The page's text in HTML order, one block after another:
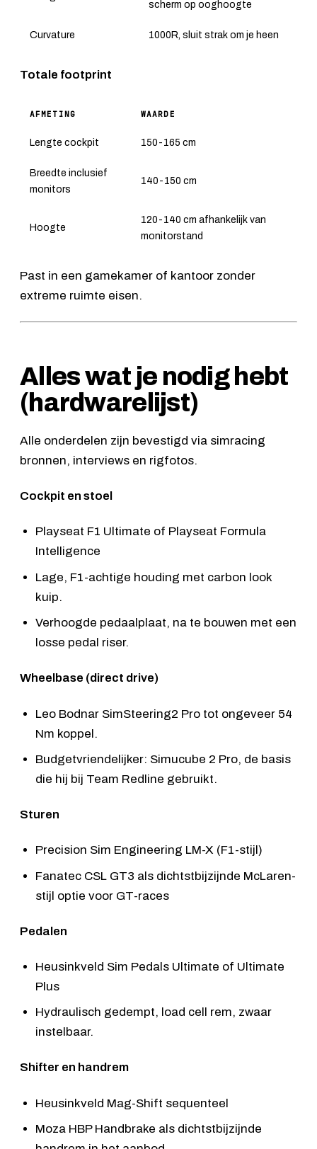
scherm op ooghoogte
Curvature 1000R, sluit strak om je heen
Totale footprint
AFMETING WAARDE
Lengte cockpit 150-165 cm
Breedte inclusief
monitors
140-150 cm
Hoogte
120-140 cm afhankelijk van
monitorstand
Past in een gamekamer of kantoor zonder
extreme ruimte eisen.
Alles wat je nodig hebt
(hardwarelijst)
Alle onderdelen zijn bevestigd via simracing
bronnen, interviews en rigfotos.
Cockpit en stoel
Playseat F1 Ultimate of Playseat Formula
Intelligence
Lage, F1-achtige houding met carbon look
kuip.
Verhoogde pedaalplaat, na te bouwen met een
losse pedal riser.
Wheelbase (direct drive)
Leo Bodnar SimSteering2 Pro tot ongeveer 54
Nm koppel.
Budgetvriendelijker: Simucube 2 Pro, de basis
die hij bij Team Redline gebruikt.
Sturen
Precision Sim Engineering LM-X (F1-stijl)
Fanatec CSL GT3 als dichtstbijzijnde McLaren-
stijl optie voor GT-races
Pedalen
Heusinkveld Sim Pedals Ultimate of Ultimate
Plus
Hydraulisch gedempt, load cell rem, zwaar
instelbaar.
Shifter en handrem
Heusinkveld Mag-Shift sequenteel
Moza HBP Handbrake als dichtstbijzijnde